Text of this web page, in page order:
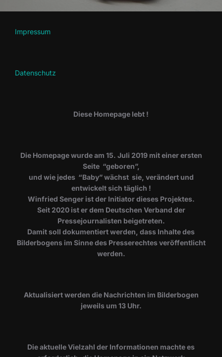
Impressum
Datenschutz
Diese Homepage lebt !
Die Homepage wurde am 15. Juli 2019 mit einer ersten
Seite “geboren”,
und wie jedes “Baby” wächst sie, verändert und
entwickelt sich täglich !
Winfried Senger ist der Initiator dieses Projektes.
Seit 2020 ist er dem Deutschen Verband der
Pressejournalisten beigetreten.
Damit soll dokumentiert werden, dass Inhalte des
Bilderbogens im Sinne des Presserechtes veröffentlicht
werden.
​Aktualisiert werden die Nachrichten im Bilderbogen
jeweils um 13 Uhr.
Die aktuelle Vielzahl der Informationen machte es